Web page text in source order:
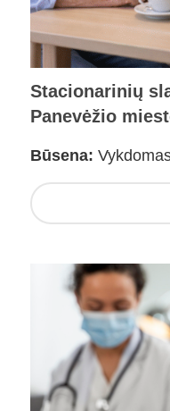
Stacionarinių
Panevėžio
Būsena: